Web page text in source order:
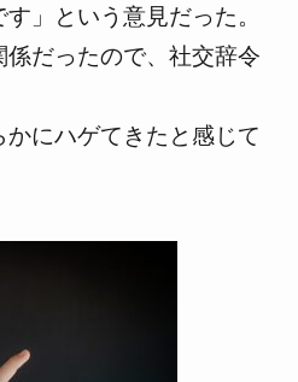
」
という意見だった。
だったので、社交辞令
かにハゲてきたと感じて